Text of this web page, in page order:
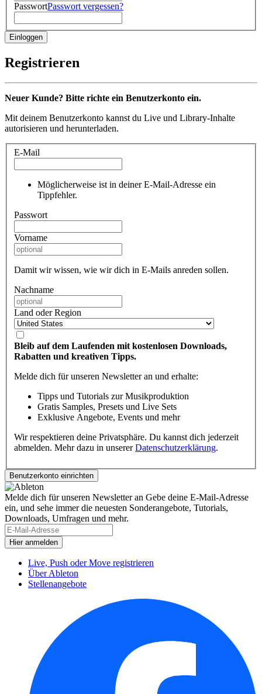
PasswortPasswort vergessen?
Registrieren
Neuer Kunde? Bitte richte ein Benutzerkonto ein.
Mit deinem Benutzerkonto kannst du Live und Library-Inhalte
autorisieren und herunterladen.
E-Mail
Möglicherweise ist in deiner E-Mail-Adresse ein
Tippfehler.
Passwort
Vorname
Damit wir wissen, wie wir dich in E-Mails anreden sollen.
Nachname
Land oder Region
Bleib auf dem Laufenden mit kostenlosen Downloads,
Rabatten und kreativen Tipps.
Melde dich für unseren Newsletter an und erhalte:
Tipps und Tutorials zur Musikproduktion
Gratis Samples, Presets und Live Sets
Exklusive Angebote, Events und mehr
Wir respektieren deine Privatsphäre. Du kannst dich jederzeit
abmelden. Mehr dazu in unsererDatenschutzerklärung.
Melde dich für unseren Newsletter an Gebe deine E-Mail-Adresse
ein, und sehe immer die neuesten Sonderangebote, Tutorials,
Downloads, Umfragen und mehr.
Live, Push oder Move registrieren
Über Ableton
Stellenangebote